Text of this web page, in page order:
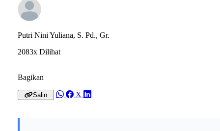
Putri Nini Yuliana, S. Pd., Gr.
2083x Dilihat
Bagikan
Salin X